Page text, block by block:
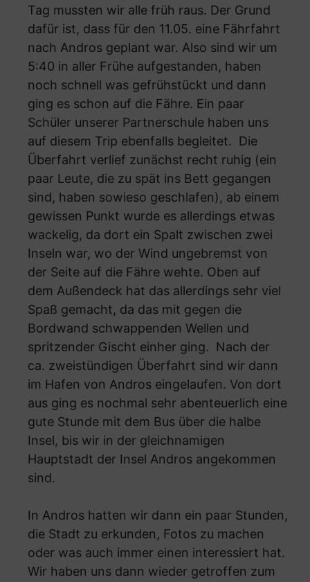
Tag mussten wir alle früh raus. Der Grund
dafür ist, dass für den 11.05. eine Fährfahrt
nach Andros geplant war. Also sind wir um
5:40 in aller Frühe aufgestanden, haben
noch schnell was gefrühstückt und dann
ging es schon auf die Fähre. Ein paar
Schüler unserer Partnerschule haben uns
auf diesem Trip ebenfalls begleitet. Die
Überfahrt verlief zunächst recht ruhig (ein
paar Leute, die zu spät ins Bett gegangen
sind, haben sowieso geschlafen), ab einem
gewissen Punkt wurde es allerdings etwas
wackelig, da dort ein Spalt zwischen zwei
Inseln war, wo der Wind ungebremst von
der Seite auf die Fähre wehte. Oben auf
dem Außendeck hat das allerdings sehr viel
Spaß gemacht, da das mit gegen die
Bordwand schwappenden Wellen und
spritzender Gischt einher ging. Nach der
ca. zweistündigen Überfahrt sind wir dann
im Hafen von Andros eingelaufen. Von dort
aus ging es nochmal sehr abenteuerlich eine
gute Stunde mit dem Bus über die halbe
Insel, bis wir in der gleichnamigen
Hauptstadt der Insel Andros angekommen
sind.
In Andros hatten wir dann ein paar Stunden,
die Stadt zu erkunden, Fotos zu machen
oder was auch immer einen interessiert hat.
Wir haben uns dann wieder getroffen zum